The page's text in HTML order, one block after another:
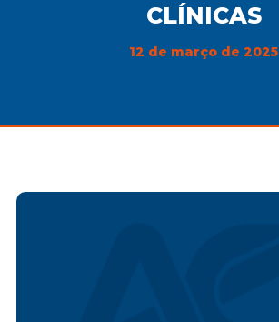
CLÍNICAS
12 de março de 2025